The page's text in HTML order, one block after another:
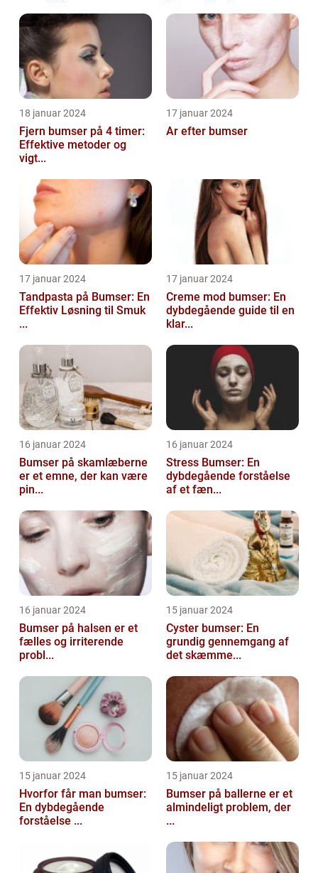
18 januar 2024
Fjern bumser på 4 timer:
Effektive metoder og
vigt...
17 januar 2024
Ar efter bumser
17 januar 2024
Tandpasta på Bumser: En
Effektiv Løsning til Smuk
...
17 januar 2024
Creme mod bumser: En
dybdegående guide til en
klar...
16 januar 2024
Bumser på skamlæberne
er et emne, der kan være
pin...
16 januar 2024
Stress Bumser: En
dybdegående forståelse
af et fæn...
16 januar 2024
Bumser på halsen er et
fælles og irriterende
probl...
15 januar 2024
Cyster bumser: En
grundig gennemgang af
det skæmme...
15 januar 2024
Hvorfor får man bumser:
En dybdegående
forståelse ...
15 januar 2024
Bumser på ballerne er et
almindeligt problem, der
...